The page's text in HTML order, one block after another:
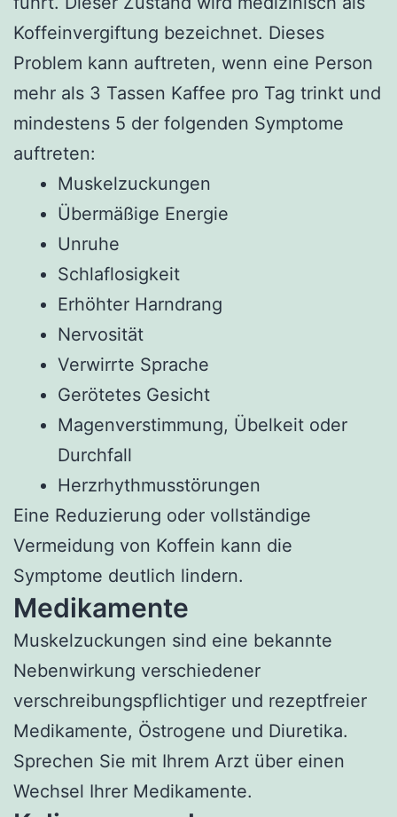
Koffeinvergiftung bezeichnet. Dieses
Problem kann auftreten, wenn eine Person
mehr als 3 Tassen Kaffee pro Tag trinkt und
mindestens 5 der folgenden Symptome
auftreten:
Muskelzuckungen
Übermäßige Energie
Unruhe
Schlaflosigkeit
Erhöhter Harndrang
Nervosität
Verwirrte Sprache
Gerötetes Gesicht
Magenverstimmung, Übelkeit oder
Durchfall
Herzrhythmusstörungen
Eine Reduzierung oder vollständige
Vermeidung von Koffein kann die
Symptome deutlich lindern.
Medikamente
Muskelzuckungen sind eine bekannte
Nebenwirkung verschiedener
verschreibungspflichtiger und rezeptfreier
Medikamente, Östrogene und Diuretika.
Sprechen Sie mit Ihrem Arzt über einen
Wechsel Ihrer Medikamente.